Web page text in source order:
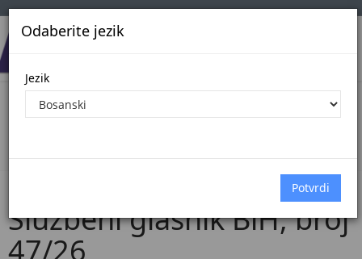
Odaberite jezik
Jezik
Pregled Dokumenata| Broj 47/26
Službeni glasnik BiH, broj
47/26